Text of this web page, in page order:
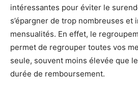
intéressantes pour éviter le
s’épargner de trop nombreuses et
mensualités. En effet, le
permet de regrouper toutes vos
seule, souvent moins élevée que
durée de remboursement.